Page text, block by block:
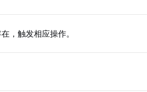
，触发相应操作。